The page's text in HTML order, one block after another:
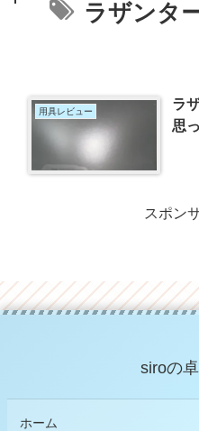
ラザンタ
用具レビュー
ラ
思
スポン
siroの
ホーム